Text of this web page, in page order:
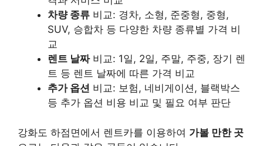
차량 종류 비교: 경차, 소형, 준중형, 중형,
SUV, 승합차 등 다양한 차량 종류별 가격 비
교
렌트 날짜비교: 1일, 2일, 주말, 주중, 장기 렌
트 등 렌트 날짜에 따른 가격 비교
추가 옵션 비교: 보험, 네비게이션, 블랙박스
등 추가 옵션 비용 비교 및 필요 여부 판단
강화도 하점면에서 렌트카를 이용하여 가볼 만한 곳